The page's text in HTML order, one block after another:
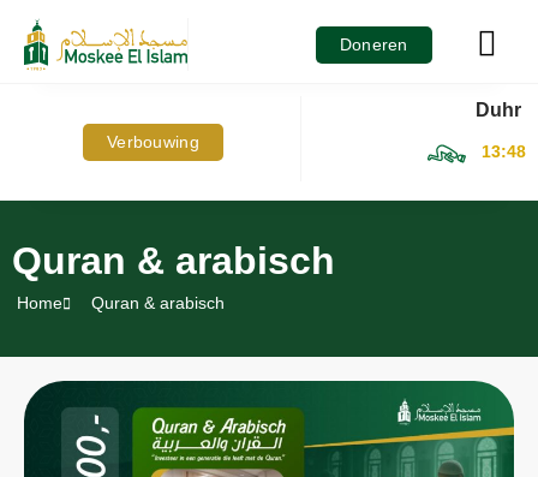
Doneren
Verbouwing
Duhr
13:48
Quran & arabisch
Home Quran & arabisch